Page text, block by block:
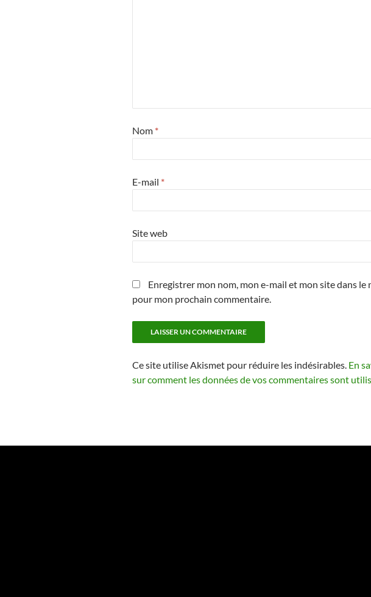
Nom *
E-mail *
Site web
Enregistrer mon nom, mon e-mail et mon site dans le
pour mon prochain commentaire.
Ce site utilise Akismet pour réduire les indésirables. En
sur comment les données de vos commentaires sont